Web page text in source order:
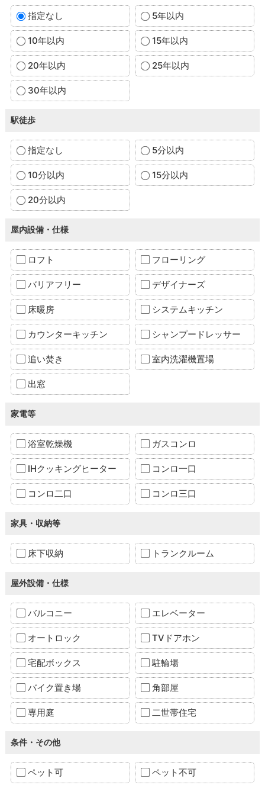
指定なし 5年以内
10年以内 15年以内
20年以内 25年以内
30年以内
駅徒歩
指定なし 5分以内
10分以内 15分以内
20分以内
屋内設備・仕様
ロフト フローリング
バリアフリー デザイナーズ
床暖房 システムキッチン
カウンターキッチン シャンプードレッサー
追い焚き 室内洗濯機置場
出窓
家電等
浴室乾燥機 ガスコンロ
IHクッキングヒーター コンロ一口
コンロ二口 コンロ三口
家具・収納等
床下収納 トランクルーム
屋外設備・仕様
バルコニー エレベーター
オートロック TVドアホン
宅配ボックス 駐輪場
バイク置き場 角部屋
専用庭 二世帯住宅
条件・その他
ペット可 ペット不可